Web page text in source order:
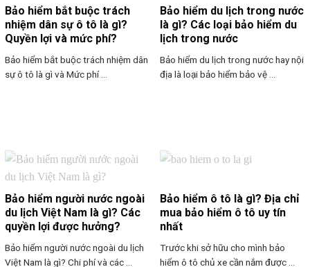
Bảo hiểm bắt buộc trách
nhiệm dân sự ô tô là gì?
Quyền lợi và mức phí?
Bảo hiểm bắt buộc trách nhiệm dân
sự ô tô là gì và Mức phí ...
Bảo hiểm du lịch trong nước
là gì? Các loại bảo hiểm du
lịch trong nước
Bảo hiểm du lịch trong nước hay nội
địa là loại bảo hiểm bảo vệ ...
Bảo hiểm người nước ngoài
du lịch Việt Nam là gì? Các
quyền lợi được hưởng?
Bảo hiểm người nước ngoài du lịch
Việt Nam là gì? Chi phí và các ...
Bảo hiểm ô tô là gì? Địa chỉ
mua bảo hiểm ô tô uy tín
nhất
Trước khi sở hữu cho mình bảo
hiểm ô tô chủ xe cần nắm được ...